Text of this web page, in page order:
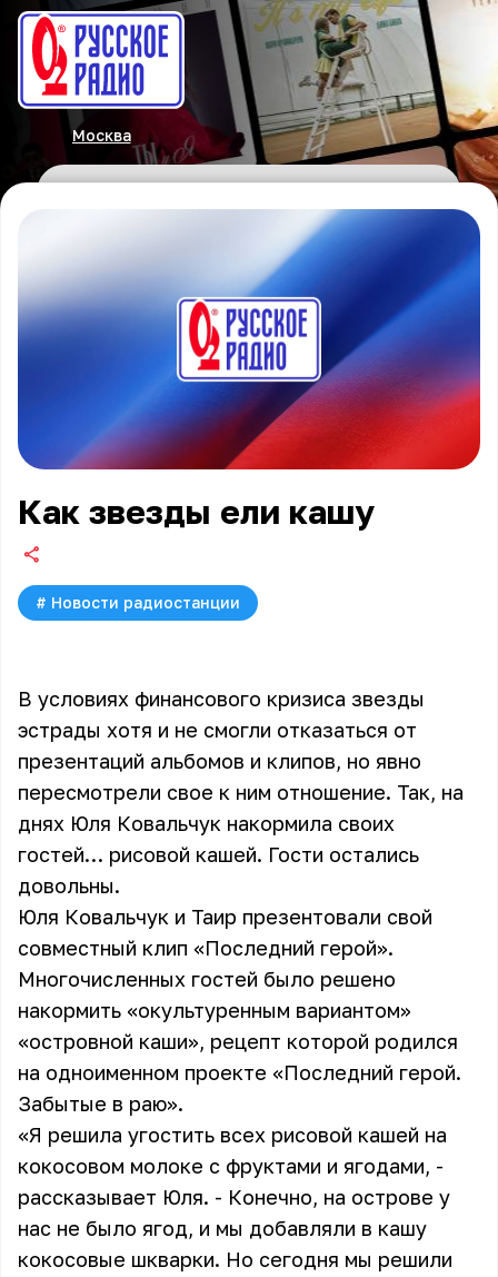
Москва
Как звезды ели кашу
# Новости радиостанции
В условиях финансового кризиса звезды
эстрады хотя и не смогли отказаться от
презентаций альбомов и клипов, но явно
пересмотрели свое к ним отношение. Так, на
днях Юля Ковальчук накормила своих
гостей… рисовой кашей. Гости остались
довольны.
Юля Ковальчук и Таир презентовали свой
совместный клип «Последний герой».
Многочисленных гостей было решено
накормить «окультуренным вариантом»
«островной каши», рецепт которой родился
на одноименном проекте «Последний герой.
Забытые в раю».
«Я решила угостить всех рисовой кашей на
кокосовом молоке с фруктами и ягодами, -
рассказывает Юля. - Конечно, на острове у
нас не было ягод, и мы добавляли в кашу
кокосовые шкварки. Но сегодня мы решили